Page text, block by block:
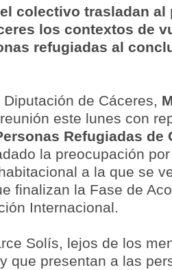
colectivo trasladan al
los contextos de
refugiadas al
de Cáceres,
este lunes con
Refugiadas de
la preocupación
a la que se
finalizan la Fase de
Internacional.
Solís, lejos de los
que presentan a las